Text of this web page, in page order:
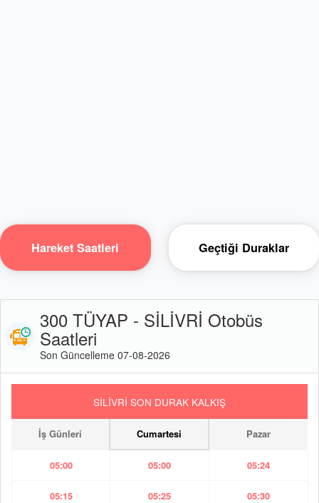
Hareket Saatleri Geçtiği Duraklar
300 TÜYAP - SİLİVRİ Otobüs
Saatleri
Son Güncelleme 07-08-2026
SİLİVRİ SON DURAK KALKIŞ
İş Günleri Cumartesi Pazar
05:00 05:00 05:24
05:15 05:25 05:30